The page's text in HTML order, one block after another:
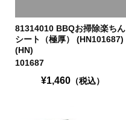
81314010 BBQお掃除楽ちん
シート（極厚） (HN101687)
(HN)
101687
¥1,460 （税込）